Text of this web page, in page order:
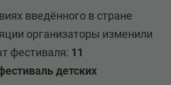
введённого в стране
организаторы изменили
фестиваля: 11
детских